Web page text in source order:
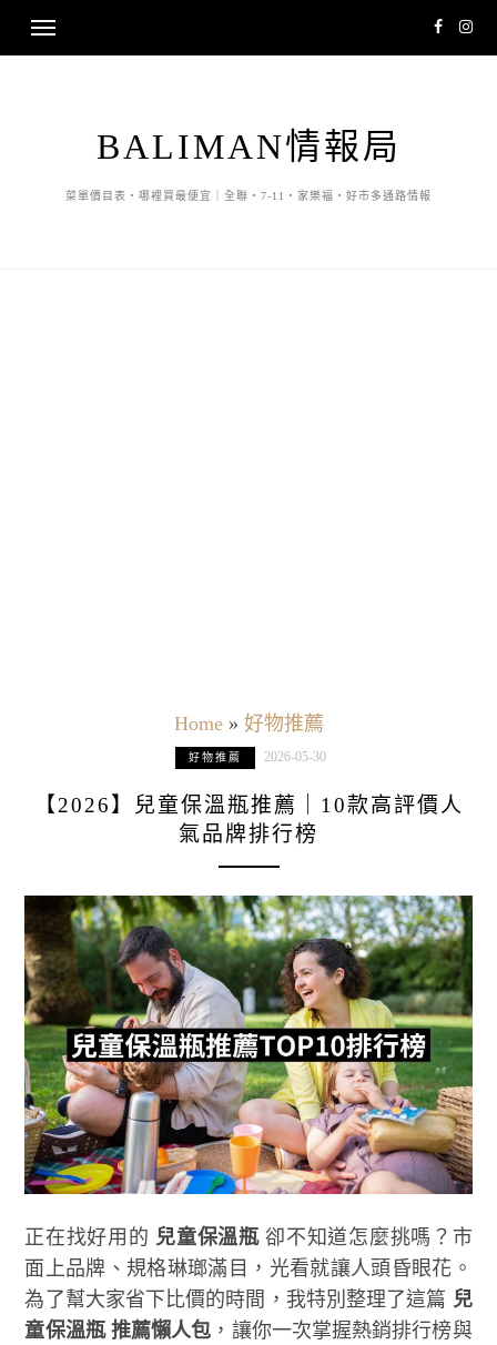
BALIMAN情報局
菜單價目表・哪裡買最便宜｜全聯・7-11・家樂福・好市多通路情報
Home» 好物推薦
好物推薦 2026-05-30
【2026】兒童保溫瓶推薦｜10款高評價人
氣品牌排行榜
正在找好用的兒童保溫瓶卻不知道怎麼挑嗎？市
面上品牌、規格琳瑯滿目，光看就讓人頭昏眼花。
為了幫大家省下比價的時間，我特別整理了這篇 兒
童保溫瓶 推薦懶人包 ，讓你一次掌握熱銷排行榜與